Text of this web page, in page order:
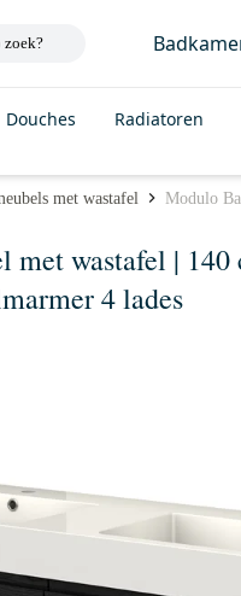
Douches Radiatoren
met wastafel Modulo
met wastafel |
4 lades